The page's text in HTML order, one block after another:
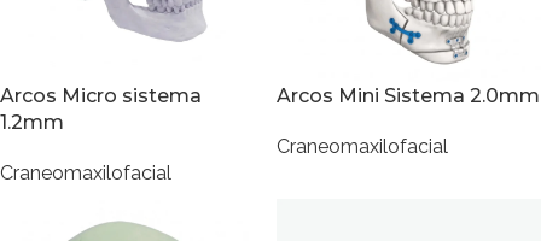
Arcos Micro sistema
1.2mm
Craneomaxilofacial
Arcos Mini Sistema 2.0mm
Craneomaxilofacial